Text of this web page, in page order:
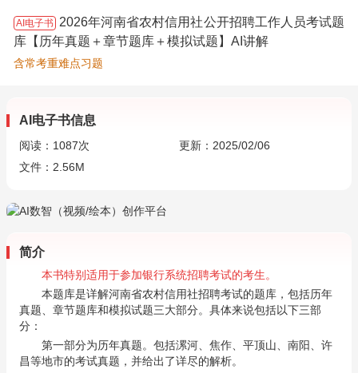
AI电子书 2026年河南省农村信用社公开招聘工作人员考试题
库【历年真题＋章节题库＋模拟试题】AI讲解
含常考重难点习题
AI电子书信息
阅读： 1087次
更新：2025/02/06
文件：2.56M
简介
本书特别适用于参加银行系统招聘考试的考生。
本题库是详解河南省农村信用社招聘考试的题库，包括历年
真题、章节题库和模拟试题三大部分。具体来说包括以下三部
分：
第一部分为历年真题。包括漯河、焦作、平顶山、南阳、许
昌等地市的考试真题，并给出了详尽的解析。